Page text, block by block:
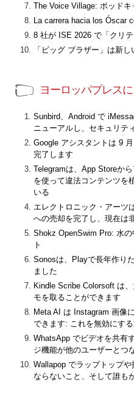
The Voice Village: ポッド
La carrera hacia los Óscar
8 社が ISE 2026 で「クリ
「ビッグ ブラザー」は新
ヨーロッパプレス
Sunbird、Android で
ニューアルし、セキュリテ
Google アシスタントは 9
完了します
Telegramは、App Storeか
を使って違法コンテンツを
いる
エレクトロニック・アーツ
への売却を完了し、現在は
Shokz OpenSwim Pro: 水
ト
Sonosは、Playで長年作り
ました
Kindle Scribe Colorsoft は
モを取ることができます
Meta AI は Instagram 画像
できます: これを無効にす
WhatsApp でビデオを共有
ジ機能が他のユーザーとつ
Wallapop でラップトップ
ならないこと、そして誰も